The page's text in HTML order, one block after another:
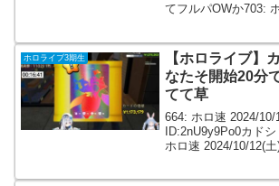
てフルパOWか703:
ID:Ave4uCwc0この
ホロライブ3期生
【ホロライブ】
なたそ開始20分
てて草
664: ホロ速 2024/10/
ID:2nU9y9Po0カド
ホロ速 2024/10/12(
ID:1CznX2N10幸運